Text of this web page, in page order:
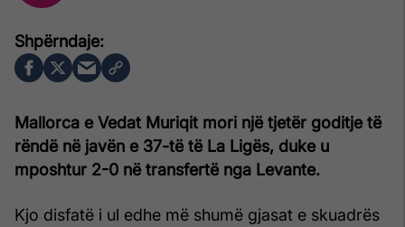
Mallorca e Vedat Muriqit mori një tjetër goditje të
rëndë në javën e 37-të të La Ligës, duke u
mposhtur 2-0 në transfertë nga Levante.
Kjo disfatë i ul edhe më shumë gjasat e skuadrës